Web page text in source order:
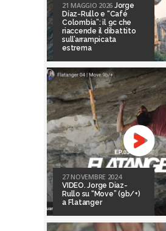
21 MAGGIO 2026 Jorge
Díaz-Rullo e “Café
Colombia”: il 9c che
riaccende il dibattito
sull’arrampicata
estrema
27 NOVEMBRE 2024
VIDEO. Jorge Diaz-
Rullo su “Move” (9b/+)
a Flatanger